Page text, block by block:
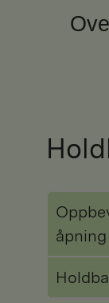
åpning